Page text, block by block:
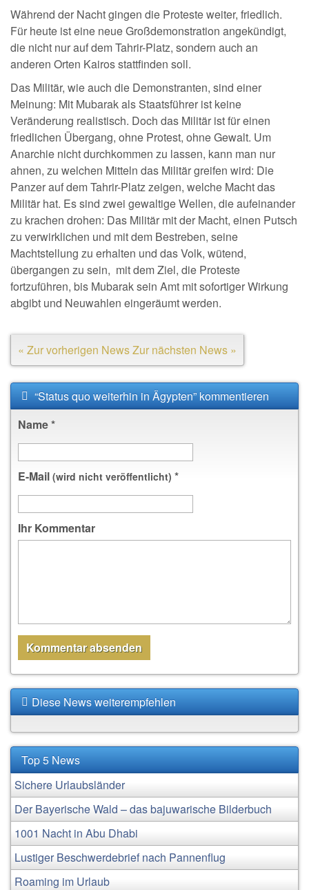
Während der Nacht gingen die Proteste weiter, friedlich.
Für heute ist eine neue Großdemonstration angekündigt,
die nicht nur auf dem Tahrir-Platz, sondern auch an
anderen Orten Kairos stattfinden soll.
Das Militär, wie auch die Demonstranten, sind einer
Meinung: Mit Mubarak als Staatsführer ist keine
Veränderung realistisch. Doch das Militär ist für einen
friedlichen Übergang, ohne Protest, ohne Gewalt. Um
Anarchie nicht durchkommen zu lassen, kann man nur
ahnen, zu welchen Mitteln das Militär greifen wird: Die
Panzer auf dem Tahrir-Platz zeigen, welche Macht das
Militär hat. Es sind zwei gewaltige Wellen, die aufeinander
zu krachen drohen: Das Militär mit der Macht, einen Putsch
zu verwirklichen und mit dem Bestreben, seine
Machtstellung zu erhalten und das Volk, wütend,
übergangen zu sein, mit dem Ziel, die Proteste
fortzuführen, bis Mubarak sein Amt mit sofortiger Wirkung
abgibt und Neuwahlen eingeräumt werden.
« Zur vorherigen NewsZur nächsten News »
“Status quo weiterhin in Ägypten” kommentieren
Name*
E-Mail (wird nicht veröffentlicht) *
Ihr Kommentar
Diese News weiterempfehlen
Top 5 News
Sichere Urlaubsländer
Der Bayerische Wald – das bajuwarische Bilderbuch
1001 Nacht in Abu Dhabi
Lustiger Beschwerdebrief nach Pannenflug
Roaming im Urlaub